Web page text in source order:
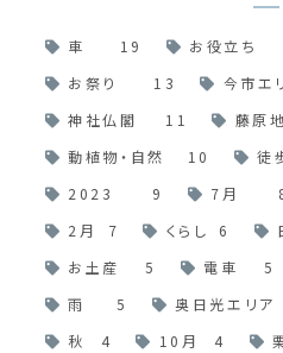
車 19 お役立ち
お祭り
13 今市エ
神社仏閣
11 藤原
動植物・自然
10 徒
2023
9 7月
2月
7 くらし 6
お土産
5 電車 5
雨
5 奥日光エリア
秋
4 10月 4